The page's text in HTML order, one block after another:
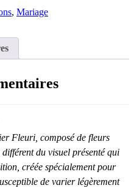
, Mariage
Fleuri, composé de fleurs
du visuel présenté qui
créée spécialement pour
de varier légèrement